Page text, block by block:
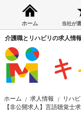
ホーム 当社が
介護職とリハビリの求人情
ホーム 求人情報 リハ